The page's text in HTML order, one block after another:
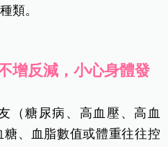
類。
增反減，小心身體發
（糖尿病、高血壓、高血
、血脂數值或體重往往控